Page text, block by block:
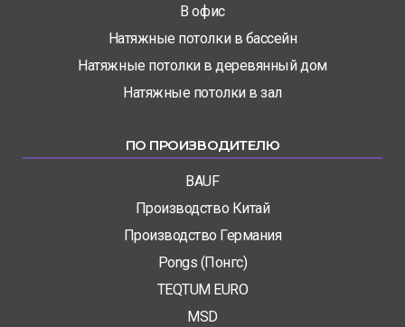
В офис
Натяжные потолки в бассейн
Натяжные потолки в деревянный дом
Натяжные потолки в зал
ПО ПРОИЗВОДИТЕЛЮ
BAUF
Производство Китай
Производство Германия
Pongs (Понгс)
TEQTUM EURO
MSD